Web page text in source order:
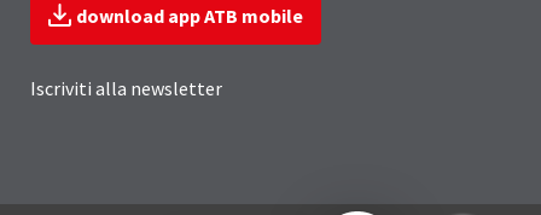
download app ATB mobile
Iscriviti alla newsletter